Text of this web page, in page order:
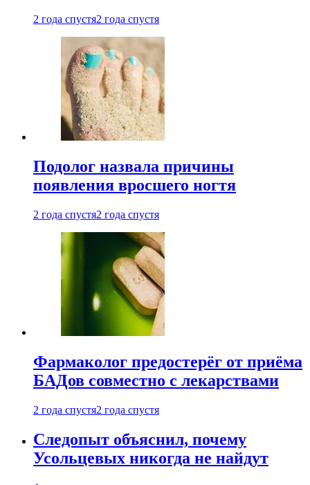
2 года спустя2 года спустя
Подолог назвала причины
появления вросшего ногтя
2 года спустя2 года спустя
Фармаколог предостерёг от приёма
БАДов совместно с лекарствами
2 года спустя2 года спустя
Следопыт объяснил, почему
Усольцевых никогда не найдут